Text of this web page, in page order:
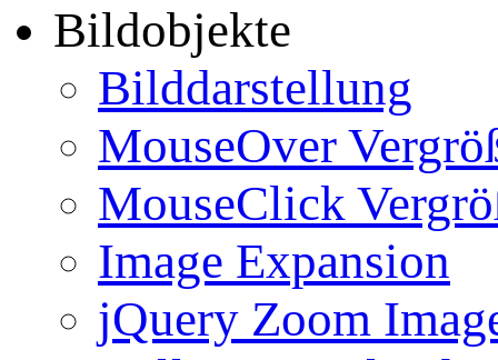
Bildobjekte
Bilddarstellung
MouseOver
MouseClick
Image Expansion
jQuery Zoom